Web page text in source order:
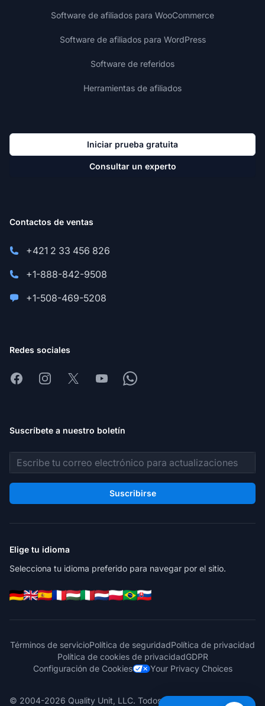
Software de afiliados para WooCommerce
Software de afiliados para WordPress
Software de referidos
Herramientas de afiliados
Iniciar prueba gratuita
Consultar un experto
Contactos de ventas
+421 2 33 456 826
+1-888-842-9508
+1-508-469-5208
Redes sociales
FacebookInstagram
X YoutubeWhatsapp
Suscríbete a nuestro boletín
Dirección de correo electrónico
Suscribirse
Elige tu idioma
Selecciona tu idioma preferido para navegar por el sitio.
Términos de servicioPolítica de seguridadPolítica de privacidad
Política de cookies de privacidadGDPR
Configuración de Cookies
Your Privacy Choices
© 2004-2026 Quality Unit, LLC. Todos los derechos